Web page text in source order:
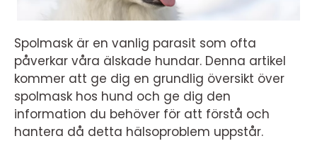
Spolmask är en vanlig parasit som ofta
påverkar våra älskade hundar. Denna artikel
kommer att ge dig en grundlig översikt över
spolmask hos hund och ge dig den
information du behöver för att förstå och
hantera då detta hälsoproblem uppstår.